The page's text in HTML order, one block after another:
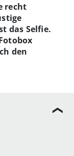
recht
das Selfie.
den